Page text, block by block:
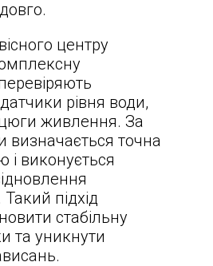
центру
рівня води,
живлення. За
визначається точна
і виконується
підхід
стабільну
та уникнути